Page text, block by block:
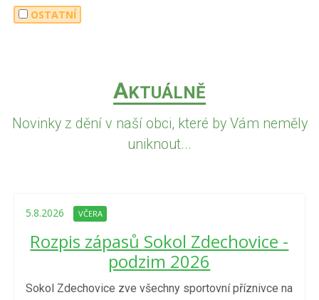
OSTATNÍ
AKTUÁLNĚ
Novinky z dění v naší obci, které by Vám neměly
uniknout...
5.8.2026 VČERA
Rozpis zápasů Sokol Zdechovice -
podzim 2026
Sokol Zdechovice zve všechny sportovní příznivce na